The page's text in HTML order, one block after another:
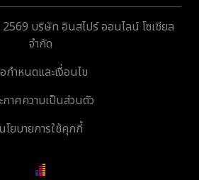
บริษัท อินสไปร์ ออนไลน์ โซเชียล
จำกัด
กำหนดและเงื่อนไข
กาศความเป็นส่วนตัว
นโยบายการใช้คุกกี้